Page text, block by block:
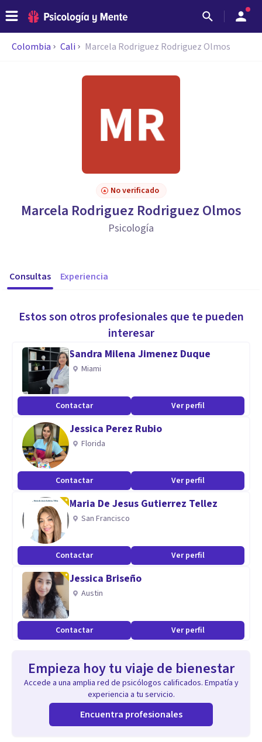
Colombia Cali Marcela Rodriguez Rodriguez Olmos
No verificado
Marcela Rodriguez Rodriguez Olmos
Psicología
Consultas Experiencia
Estos son otros profesionales que te pueden
interesar
Sandra Milena Jimenez Duque
Miami
Contactar Ver perfil
Jessica Perez Rubio
Florida
Contactar Ver perfil
Maria De Jesus Gutierrez Tellez
San Francisco
Contactar Ver perfil
Jessica Briseño
Austin
Contactar Ver perfil
Empieza hoy tu viaje de bienestar
Accede a una amplia red de psicólogos calificados. Empatía y
experiencia a tu servicio.
Encuentra profesionales